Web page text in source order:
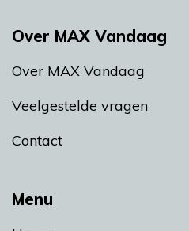
Menu
Over MAX Vandaag
Over MAX Vandaag
Veelgestelde vragen
Contact